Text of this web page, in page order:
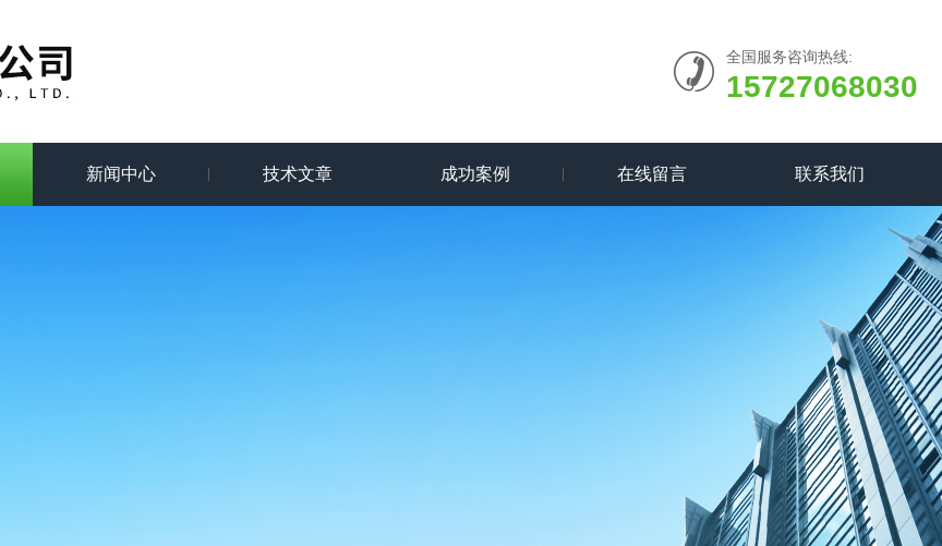
全国服务咨询热线:
15727068030
新闻中心 技术文章 成功案例 在线留言 联系我们